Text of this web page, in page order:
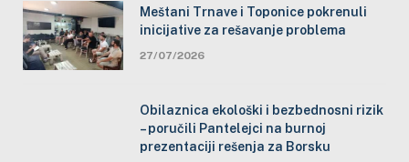
Meštani Trnave i Toponice pokrenuli
inicijative za rešavanje problema
27/07/2026
Obilaznica ekološki i bezbednosni rizik
– poručili Pantelejci na burnoj
prezentaciji rešenja za Borsku